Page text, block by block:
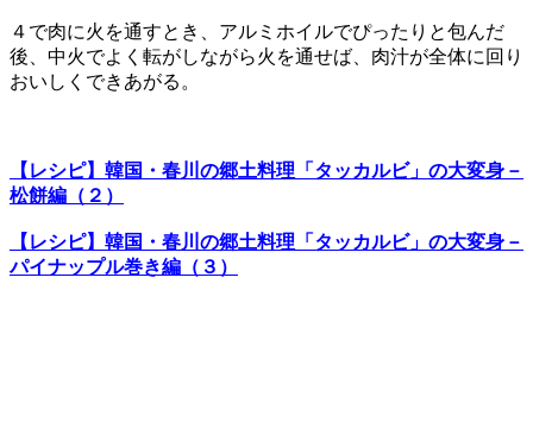
４で肉に火を通すとき、アルミホイルでぴったりと包んだ
後、中火でよく転がしながら火を通せば、肉汁が全体に回り
おいしくできあがる。
【レシピ】韓国・春川の郷土料理「タッカルビ」の大変身－
松餅編（２）
【レシピ】韓国・春川の郷土料理「タッカルビ」の大変身－
パイナップル巻き編（３）